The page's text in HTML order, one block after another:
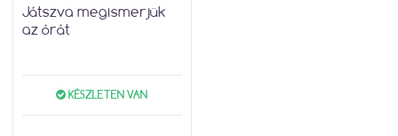
Játszva megismerjük
az órát
KÉSZLETEN VAN